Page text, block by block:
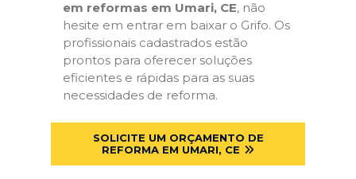
em reformas em Umari, CE, não
hesite em entrar em baixar o Grifo. Os
profissionais cadastrados estão
prontos para oferecer soluções
eficientes e rápidas para as suas
necessidades de reforma.
SOLICITE UM ORÇAMENTO DE
REFORMA EM UMARI, CE